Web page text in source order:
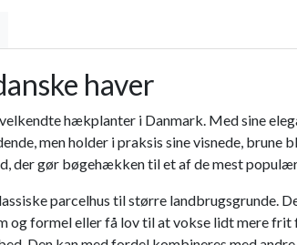
haver
hækplanter i Danmark. Med sine
men holder i praksis sine visnede,
gør bøgehækken til et af de mest
parcelhus til større landbrugsgrunde.
og formel eller få lov til at vokse lidt mere